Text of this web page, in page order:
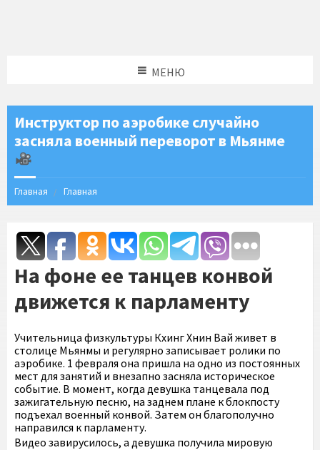
МЕНЮ
Инструктор по аэробике случайно
засняла военный переворот в Мьянме
Главная Главная
На фоне ее танцев конвой
движется к парламенту
Учительница физкультуры Кхинг Хнин Вай живет в
столице Мьянмы и регулярно записывает ролики по
аэробике. 1 февраля она пришла на одно из постоянных
мест для занятий и внезапно засняла историческое
событие. В момент, когда девушка танцевала под
зажигательную песню, на заднем плане к блокпосту
подъехал военный конвой. Затем он благополучно
направился к парламенту.
Видео завирусилось, а девушка получила мировую